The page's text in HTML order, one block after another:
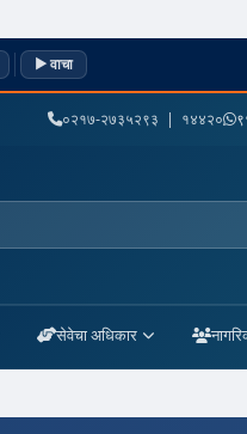
▶ वाचा
०२१७-२७३५२९३ | १४४२०
सेवेचा अधिकार